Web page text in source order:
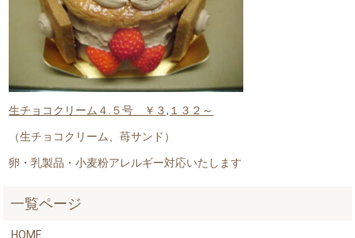
生チョコクリーム４.５号 ￥３,１３２～
（生チョコクリーム、苺サンド）
卵・乳製品・小麦粉アレルギー対応いたします
一覧ページ
HOME